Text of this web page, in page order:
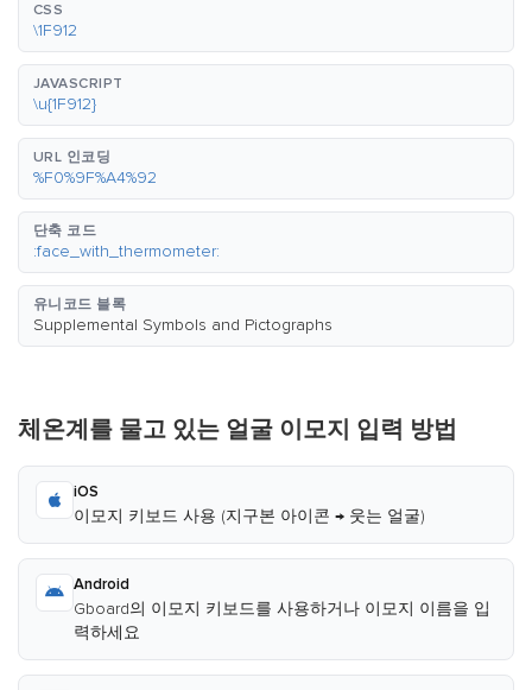
CSS
\1F912
JAVASCRIPT
\u{1F912}
URL 인코딩
%F0%9F%A4%92
단축 코드
:face_with_thermometer:
유니코드 블록
Supplemental Symbols and Pictographs
체온계를 물고 있는 얼굴 이모지 입력 방법
iOS
이모지 키보드 사용 (지구본 아이콘 → 웃는 얼굴)
Android
Gboard의 이모지 키보드를 사용하거나 이모지 이름을 입
력하세요